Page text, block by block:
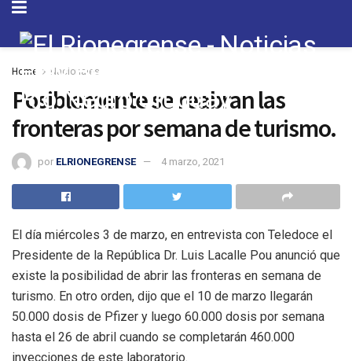
Home Nacionales
Posiblemente se reabran las
fronteras por semana de turismo.
por ELRIONEGRENSE 4 marzo, 2021
El día miércoles 3 de marzo, en entrevista con Teledoce el
Presidente de la República Dr. Luis Lacalle Pou anunció que
existe la posibilidad de abrir las fronteras en semana de
turismo. En otro orden, dijo que el 10 de marzo llegarán
50.000 dosis de Pfizer y luego 60.000 dosis por semana
hasta el 26 de abril cuando se completarán 460.000
inyecciones de este laboratorio.